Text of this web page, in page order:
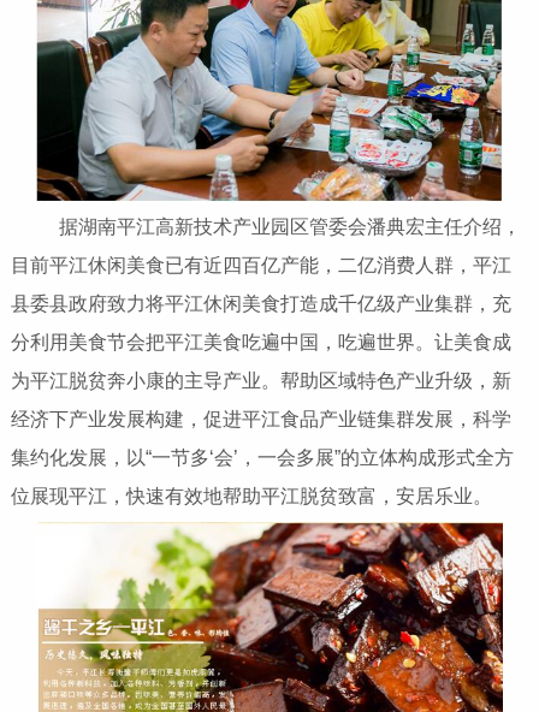
据湖南平江高新技术产业园区管委会潘典宏主任介绍，
目前平江休闲美食已有近四百亿产能，二亿消费人群，平江
县委县政府致力将平江休闲美食打造成千亿级产业集群，充
分利用美食节会把平江美食吃遍中国，吃遍世界。让美食成
为平江脱贫奔小康的主导产业。帮助区域特色产业升级，新
经济下产业发展构建，促进平江食品产业链集群发展，科学
集约化发展，以“一节多‘会’，一会多展”的立体构成形式全方
位展现平江，快速有效地帮助平江脱贫致富，安居乐业。